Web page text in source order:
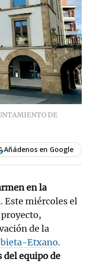
DE
Añádenos en Google
en la
Este miércoles el
de la
Etxano.
del equipo de